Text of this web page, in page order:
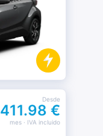
Desde
411.98 €
mes· IVA incluido